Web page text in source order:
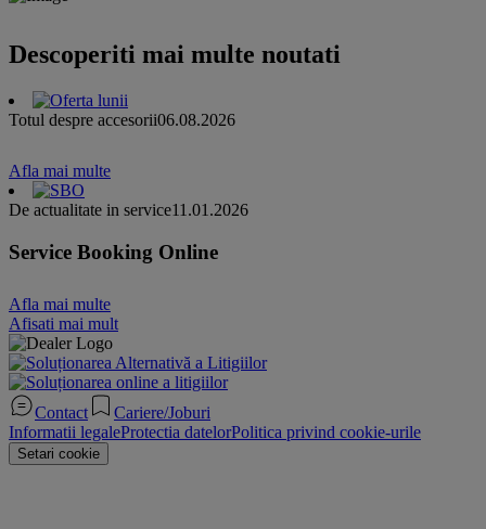
Descoperiti mai multe noutati
Totul despre accesorii06.08.2026
Afla mai multe
De actualitate in service11.01.2026
Service Booking Online
Afla mai multe
Afisati mai mult
Contact
Cariere/Joburi
Informatii legaleProtectia datelorPolitica privind cookie-urile
Setari cookie